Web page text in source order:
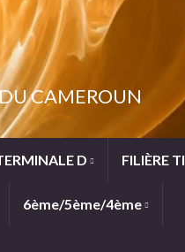
CAMEROUN
D FILIÈRE TI
6ème/5ème/4ème